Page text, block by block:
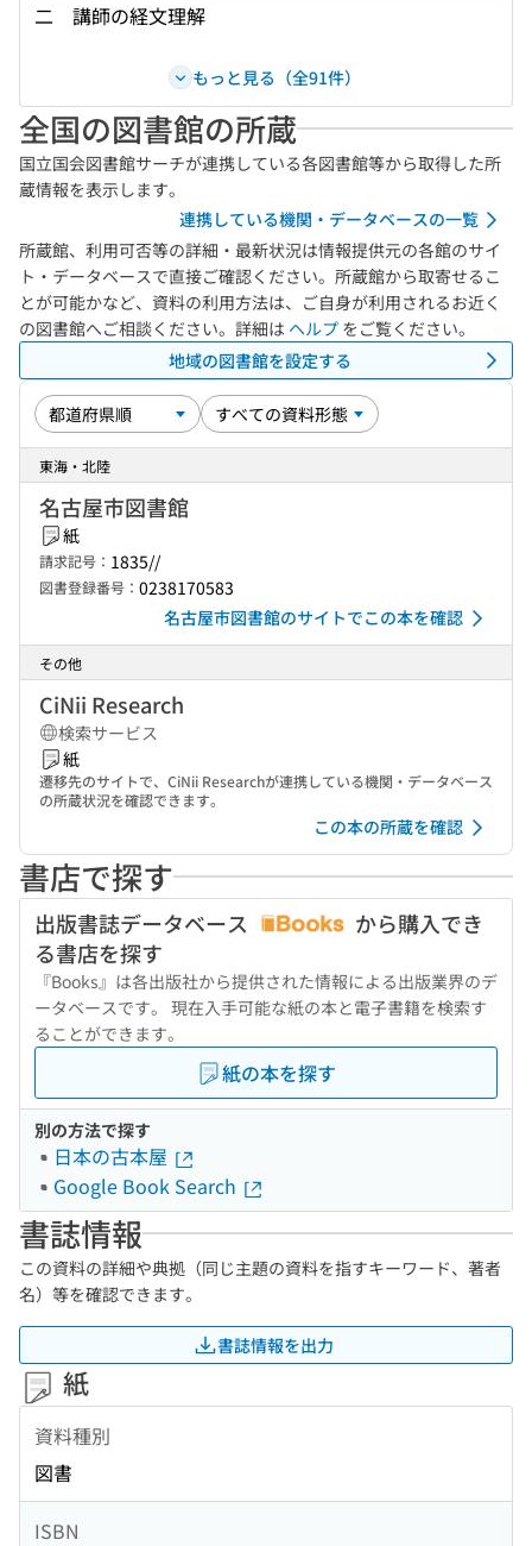
二 講師の経文理解
もっと見る（全91件）
全国の図書館の所蔵
国立国会図書館サーチが連携している各図書館等から取得した所
蔵情報を表示します。
連携している機関・データベースの一覧
所蔵館、利用可否等の詳細・最新状況は情報提供元の各館のサイ
ト・データベースで直接ご確認ください。所蔵館から取寄せるこ
とが可能かなど、資料の利用方法は、ご自身が利用されるお近く
の図書館へご相談ください。詳細は ヘルプ をご覧ください。
地域の図書館を設定する
東海・北陸
名古屋市図書館
紙
請求記号： 1835//
図書登録番号： 0238170583
名古屋市図書館のサイトでこの本を確認
その他
CiNii Research
検索サービス
紙
遷移先のサイトで、CiNii Researchが連携している機関・データベース
の所蔵状況を確認できます。
この本の所蔵を確認
書店で探す
出版書誌データベース
から購入でき
る書店を探す
『Books』は各出版社から提供された情報による出版業界のデ
ータベースです。 現在入手可能な紙の本と電子書籍を検索す
ることができます。
紙の本を探す
別の方法で探す
日本の古本屋
Google Book Search
書誌情報
この資料の詳細や典拠（同じ主題の資料を指すキーワード、著者
名）等を確認できます。
書誌情報を出力
紙
資料種別
図書
ISBN